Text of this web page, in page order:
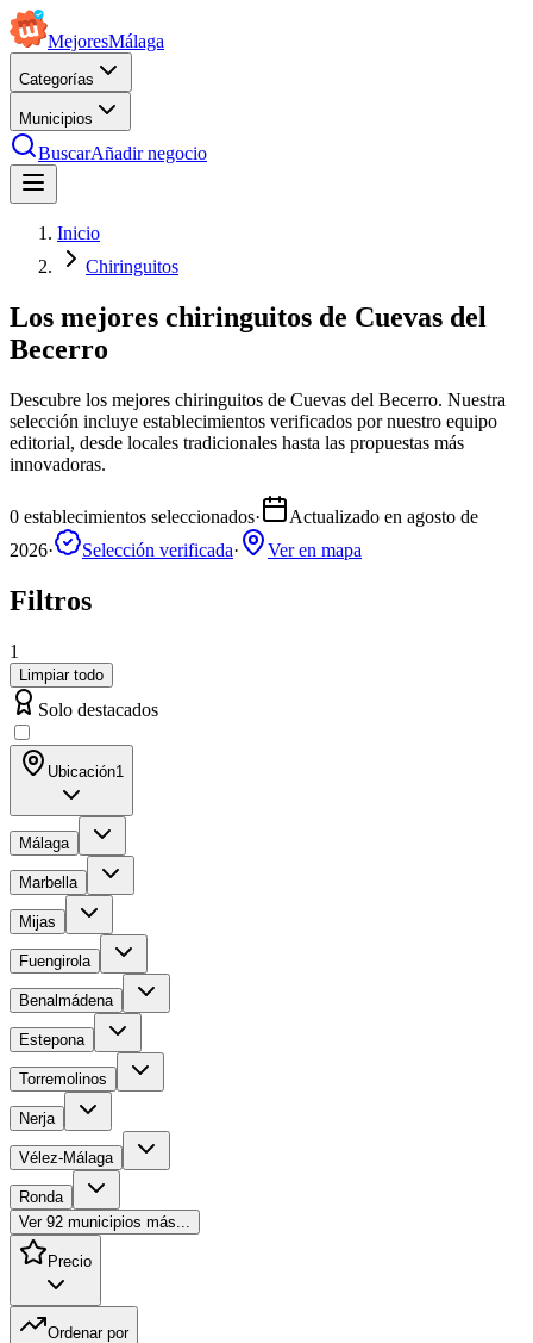
MejoresMálaga
Categorías
Municipios
BuscarAñadir negocio
Inicio
Chiringuitos
Los mejores chiringuitos de Cuevas del
Becerro
Descubre los mejores chiringuitos de Cuevas del Becerro. Nuestra
selección incluye establecimientos verificados por nuestro equipo
editorial, desde locales tradicionales hasta las propuestas más
innovadoras.
0 establecimientos seleccionados· Actualizado en agosto de
2026· Selección verificada· Ver en mapa
Filtros
1
Limpiar todo
Solo destacados
Ubicación1
Málaga
Marbella
Mijas
Fuengirola
Benalmádena
Estepona
Torremolinos
Nerja
Vélez-Málaga
Ronda
Ver 92 municipios más...
Precio
Ordenar por